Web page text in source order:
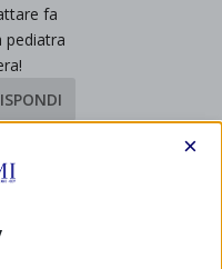
fa
pediatra
12:29
×